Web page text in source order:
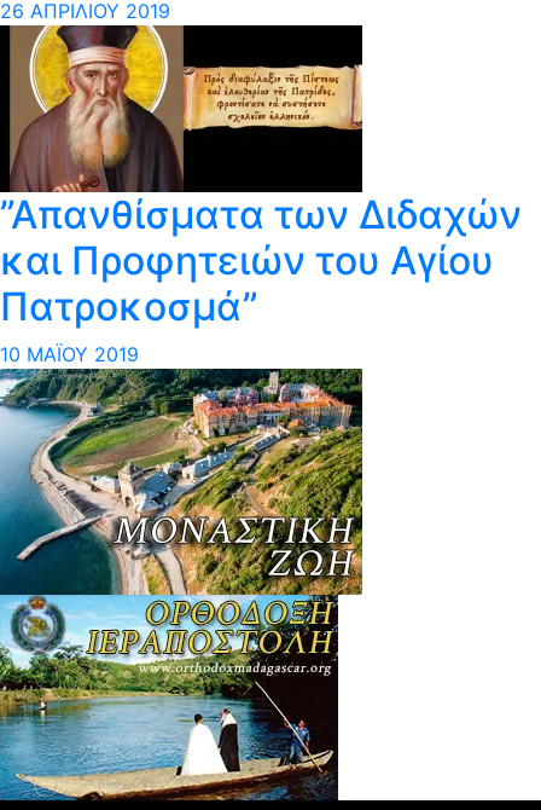
26 ΑΠΡΙΛΊΟΥ 2019
”Aπανθίσματα των Διδαχών
και Προφητειών του Αγίου
Πατροκοσμά”
10 ΜΑΪ́ΟΥ 2019